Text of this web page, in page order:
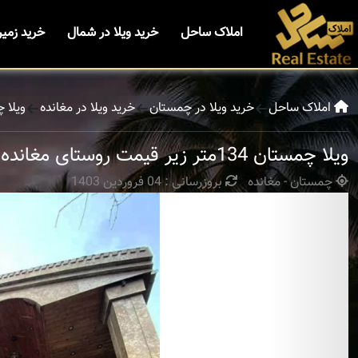
املاک ساحل خرید ویلا در شمال خرید
املاک ساحل خرید ویلا در چمستان خرید ویلا در مغانده ویلا چمستان
ویلا چمستان 134متر زیر قیمت روستای مغانده
چمستان - مغانده بروزرسانی : 04 فروردین 1403